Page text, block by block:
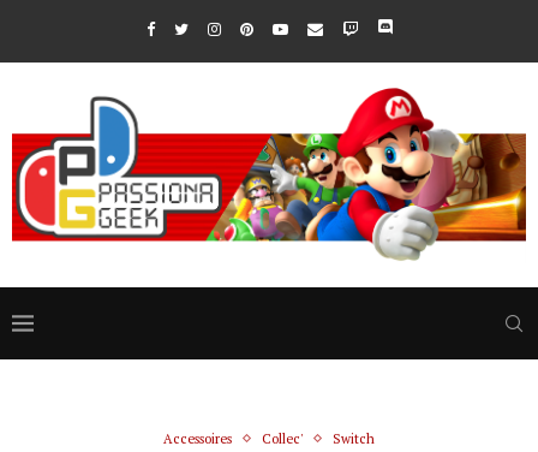
Accessoires Collec' Switch